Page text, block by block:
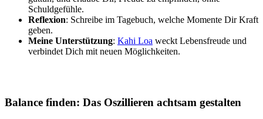
Schuldgefühle.
Reflexion: Schreibe im Tagebuch, welche Momente Dir Kraft
geben.
Meine Unterstützung: Kahi Loa weckt Lebensfreude und
verbindet Dich mit neuen Möglichkeiten.
Balance finden: Das Oszillieren achtsam gestalten